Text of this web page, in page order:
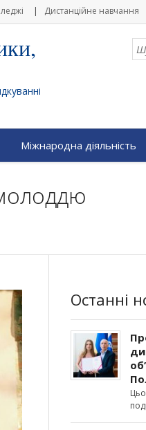
Дистанційне навчання
Міжнародна діяльність
Останні